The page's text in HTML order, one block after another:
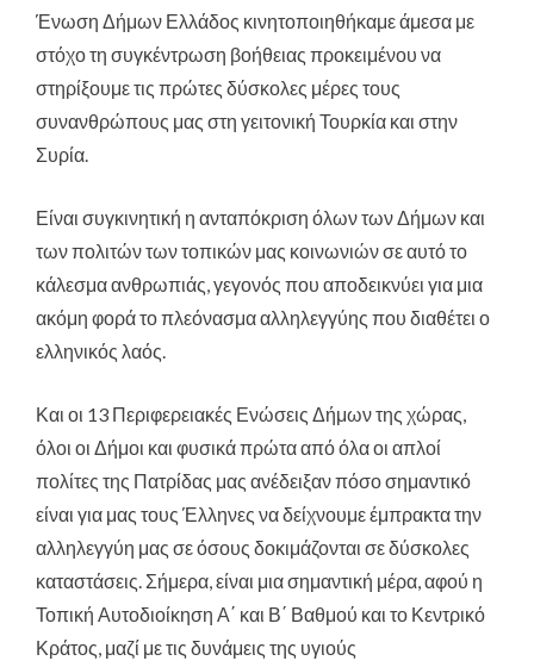
Ένωση Δήμων Ελλάδος κινητοποιηθήκαμε άμεσα με
στόχο τη συγκέντρωση βοήθειας προκειμένου να
στηρίξουμε τις πρώτες δύσκολες μέρες τους
συνανθρώπους μας στη γειτονική Τουρκία και στην
Συρία.
Είναι συγκινητική η ανταπόκριση όλων των Δήμων και
των πολιτών των τοπικών μας κοινωνιών σε αυτό το
κάλεσμα ανθρωπιάς, γεγονός που αποδεικνύει για μια
ακόμη φορά το πλεόνασμα αλληλεγγύης που διαθέτει ο
ελληνικός λαός.
Και οι 13 Περιφερειακές Ενώσεις Δήμων της χώρας,
όλοι οι Δήμοι και φυσικά πρώτα από όλα οι απλοί
πολίτες της Πατρίδας μας ανέδειξαν πόσο σημαντικό
είναι για μας τους Έλληνες να δείχνουμε έμπρακτα την
αλληλεγγύη μας σε όσους δοκιμάζονται σε δύσκολες
καταστάσεις. Σήμερα, είναι μια σημαντική μέρα, αφού η
Τοπική Αυτοδιοίκηση Α΄ και Β΄ Βαθμού και το Κεντρικό
Κράτος, μαζί με τις δυνάμεις της υγιούς